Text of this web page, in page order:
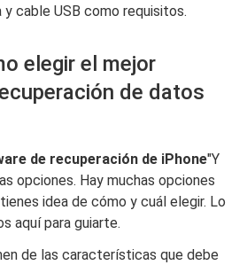
cable USB como requisitos.
elegir el mejor
de datos
de recuperación de iPhone"Y
opciones. Hay muchas opciones
idea de cómo y cuál elegir. Lo
aquí para guiarte.
de las características que debe